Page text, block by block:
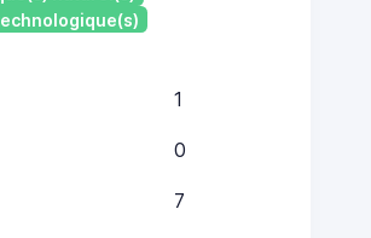
1
0
7